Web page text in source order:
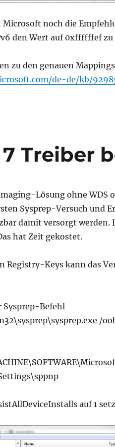
Microsoft noch die
den Wert auf 0xffffffef zu
zu den genauen
de-de/kb/
Treiber
Lösung ohne WDS
Sysprep-Versuch und
damit versorgt werden.
hat Zeit gekostet.
Registry-Keys kann das
Sysprep-Befehl
/
auf 1